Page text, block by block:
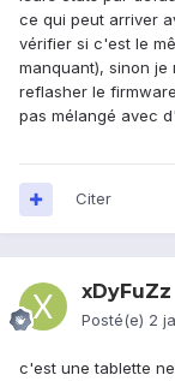
ce qui peut arriver
vérifier si c'est le
manquant), sinon je
reflasher le
pas mélangé avec
Citer
xDyFuZz
Posté(e) 2
c'est une tablette